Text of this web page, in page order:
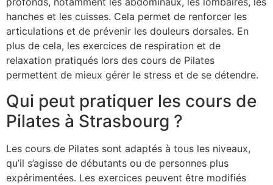
hanches et les cuisses. Cela permet de renforcer les
articulations et de prévenir les douleurs dorsales. En
plus de cela, les exercices de respiration et de
relaxation pratiqués lors des cours de Pilates
permettent de mieux gérer le stress et de se détendre.
Qui peut pratiquer les cours de
Pilates à Strasbourg ?
Les cours de Pilates sont adaptés à tous les niveaux,
qu’il s’agisse de débutants ou de personnes plus
expérimentées. Les exercices peuvent être modifiés